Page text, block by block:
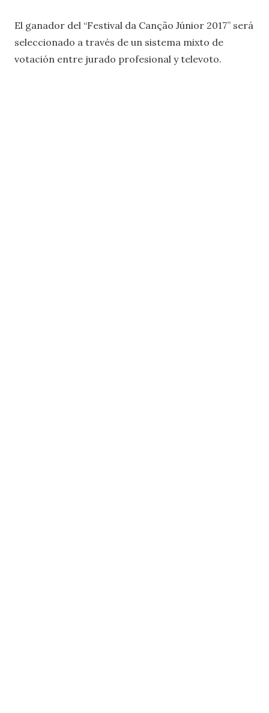
El ganador del “Festival da Canção Júnior 2017” será
seleccionado a través de un sistema mixto de
votación entre jurado profesional y televoto.